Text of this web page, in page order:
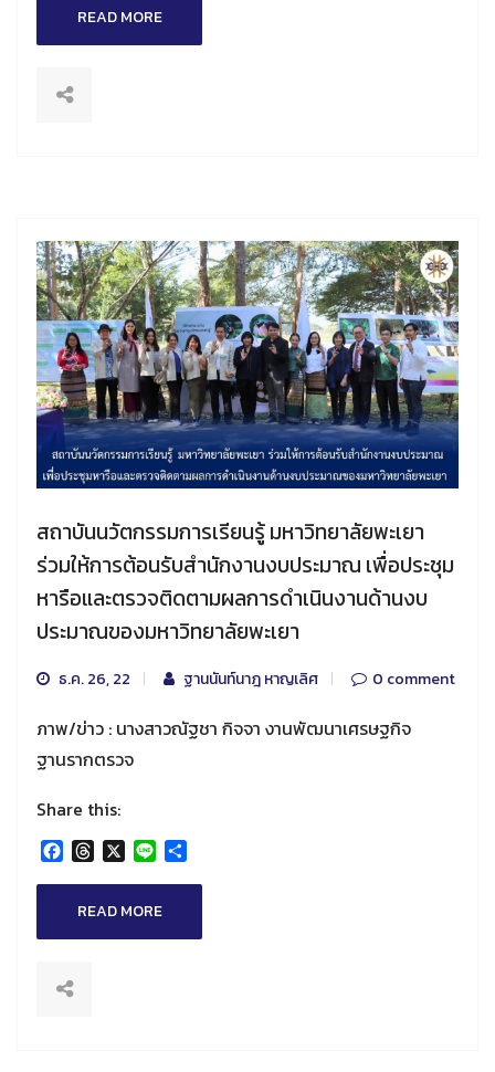
READ MORE
สถาบันนวัตกรรมการเรียนรู้ มหาวิทยาลัยพะเยา
ร่วมให้การต้อนรับสำนักงานงบประมาณ เพื่อประชุม
หารือและตรวจติดตามผลการดำเนินงานด้านงบ
ประมาณของมหาวิทยาลัยพะเยา
ธ.ค. 26, 22 ฐานนันท์นาฎ หาญเลิศ 0 comment
ภาพ/ข่าว : นางสาวณัฐชา กิจจา งานพัฒนาเศรษฐกิจ
ฐานรากตรวจ
Share this:
Facebook
Threads
X Line
READ MORE